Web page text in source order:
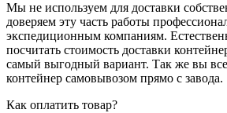
Мы не используем для доставки
доверяем эту часть работы
экспедиционным компаниям.
посчитать стоимость доставки
самый выгодный вариант. Так же вы
контейнер самовывозом прямо с завода.
Как оплатить товар?